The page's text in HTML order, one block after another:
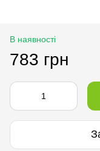
В наявності
783 грн